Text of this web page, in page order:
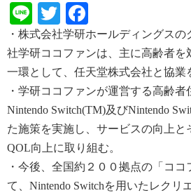
LineTwitter
・株式会社学研ホールディングス
社学研ココファンは、主に高齢者を
一環として、任天堂株式会社と協業
・学研ココファンが運営する高齢者
Nintendo Switch(TM)及びNintendo
た施策を実施し、サービスの向上と
QOL向上に取り組む。
・今後、全国約２００拠点の「コ
て、Nintendo Switchを用いたレクリ